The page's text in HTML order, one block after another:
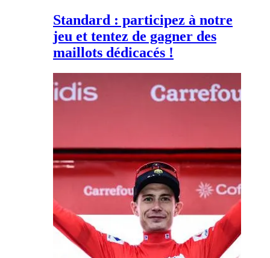
Standard : participez à notre
jeu et tentez de gagner des
maillots dédicacés !